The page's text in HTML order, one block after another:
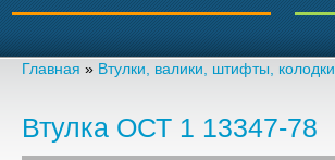
Главная » Втулки, валики, штифты, колодки
Втулка ОСТ 1 13347-78